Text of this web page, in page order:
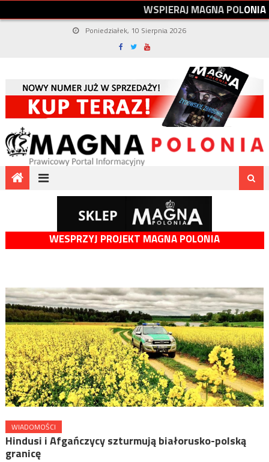
WSPIERAJMAGNAPOLONIA
Poniedziałek, 10 Sierpnia 2026
WESPRZYJ PROJEKT MAGNA POLONIA
WIADOMOŚCI
Hindusi i Afgańczycy szturmują białorusko-polską
granicę